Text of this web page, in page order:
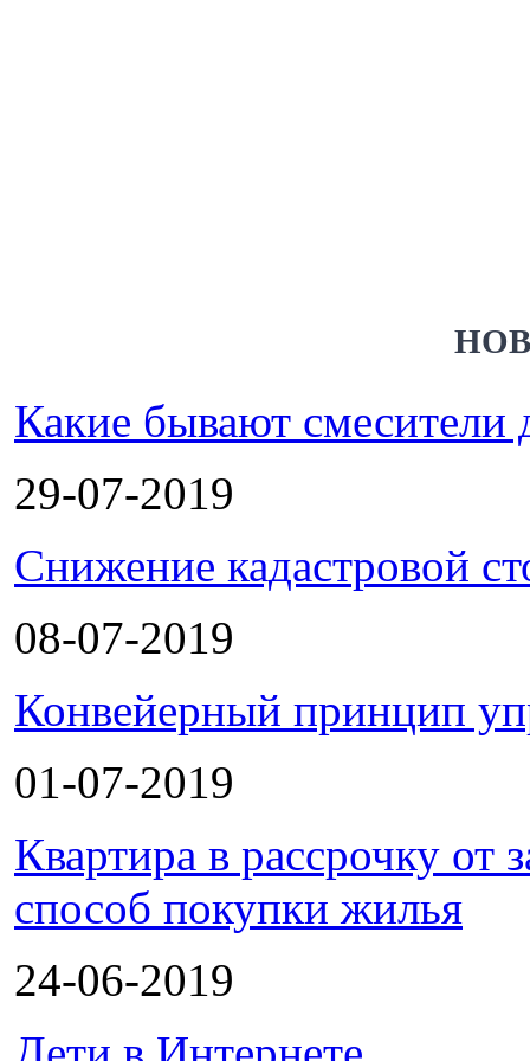
Какие бывают смесители
29-07-2019
Снижение кадастровой
08-07-2019
Конвейерный принцип
01-07-2019
Квартира в рассрочку
способ покупки жилья
24-06-2019